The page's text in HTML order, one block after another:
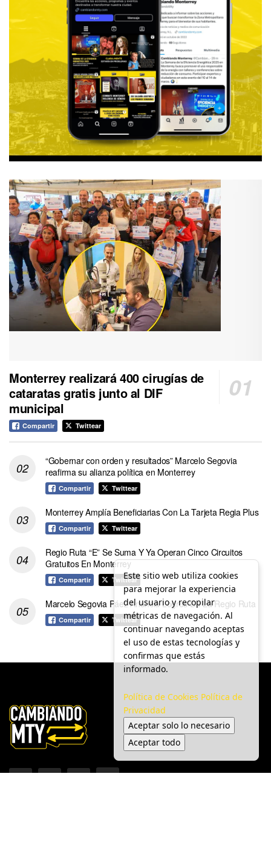
Monterrey realizará 400 cirugías de
cataratas gratis junto al DIF
municipal
Compartir Twittear
“Gobernar con orden y resultados” Marcelo Segovia
reafirma su alianza política en Monterrey
Compartir Twittear
Monterrey Amplía Beneficiarias Con La Tarjeta Regia Plus
Compartir Twittear
Regio Ruta “E” Se Suma Y Ya Operan Cinco Circuitos
Gratuitos En Monterrey
Compartir Twittear
Marcelo Segovia Páez Anuncia Logros De La Regio Ruta
Compartir Twittear
Este sitio web utiliza cookies
para mejorar la experiencia
del usuario y recopilar
métricas de navegación. Al
continuar navegando aceptas
el uso de estas tecnologías y
confirmas que estás
informado.
Política de Cookies Política de
Privacidad
Aceptar solo lo necesario
Aceptar todo